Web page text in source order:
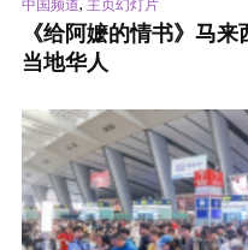
中国频道 主页幻灯片
《给阿嬷的情书》马
当地华人